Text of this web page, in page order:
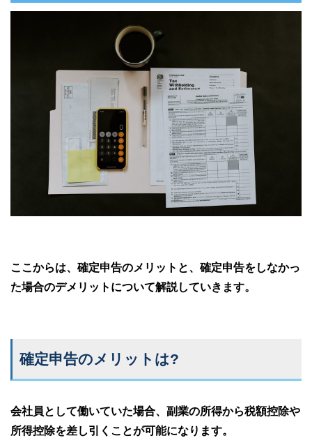
ここからは、確定申告のメリットと、確定申告をしなかっ
た場合のデメリットについて解説していきます。
確定申告のメリットは?
会社員として働いていた場合、副業の所得から税額控除や
所得控除を差し引くことが可能になります。